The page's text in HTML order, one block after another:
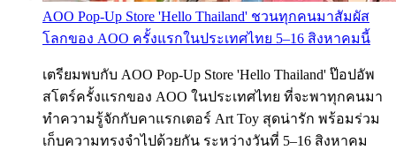
AOO Pop-Up Store 'Hello Thailand' ชวนทุกคนมาสัมผัส
โลกของ AOO ครั้งแรกในประเทศไทย 5–16 สิงหาคมนี้
เตรียมพบกับ AOO Pop-Up Store 'Hello Thailand' ป๊อปอัพ
สโตร์ครั้งแรกของ AOO ในประเทศไทย ที่จะพาทุกคนมา
ทำความรู้จักกับคาแรกเตอร์ Art Toy สุดน่ารัก พร้อมร่วม
เก็บความทรงจำไปด้วยกัน ระหว่างวันที่ 5–16 สิงหาคม